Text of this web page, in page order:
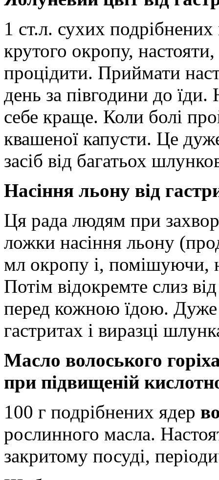
1 ст.л. сухих подрібнених
крутого окропу,
процідити. Приймати
день за півгодини до їди.
себе краще. Коли болі
квашеної капусти. Це
засіб від багатьох
Насіння льону від
Ця рада людям при
ложки насіння льону
мл окропу і, помішуючи,
Потім відокремте слиз
перед кожною їдою.
гастритах і виразці
Масло волоського
при підвищеній
100 г подрібнених ядер
рослинного масла.
закритому посуді,